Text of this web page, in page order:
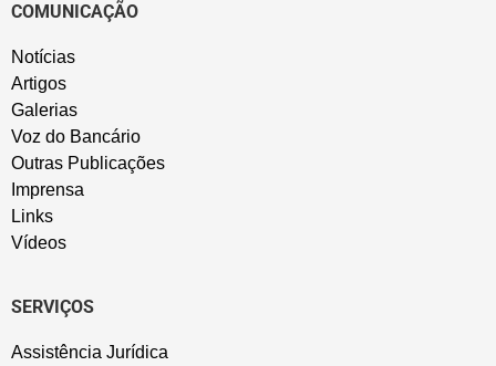
COMUNICAÇÃO
Notícias
Artigos
Galerias
Voz do Bancário
Outras Publicações
Imprensa
Links
Vídeos
SERVIÇOS
Assistência Jurídica